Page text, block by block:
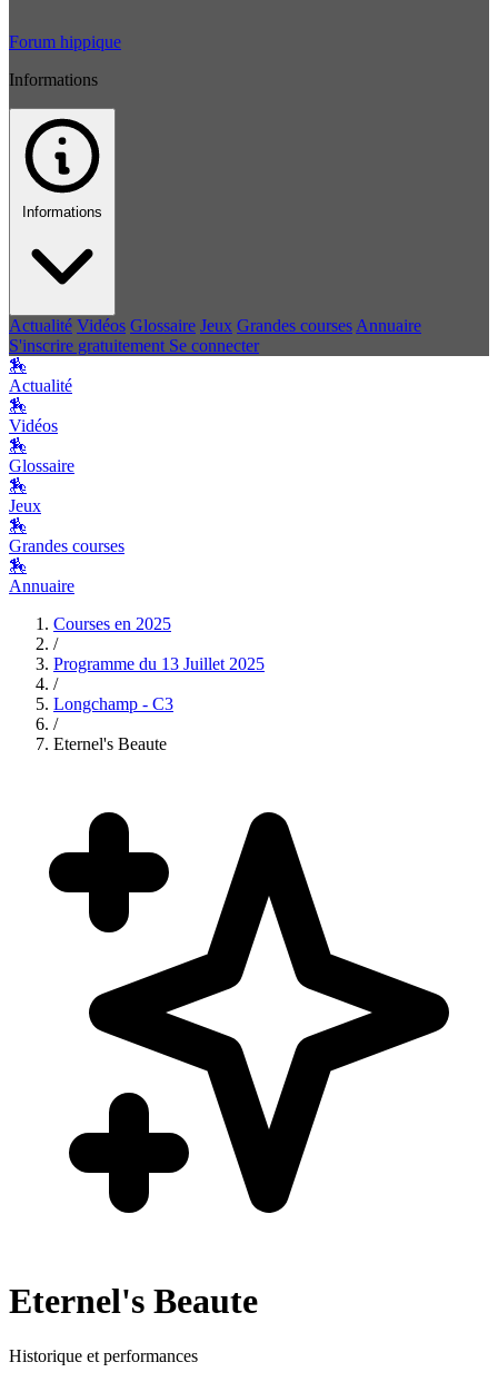
Forum hippique
Informations
Informations
Actualité Vidéos Glossaire Jeux Grandes courses Annuaire
S'inscrire gratuitement Se connecter
🏇
Actualité
🏇
Vidéos
🏇
Glossaire
🏇
Jeux
🏇
Grandes courses
🏇
Annuaire
Courses en 2025
/
Programme du 13 Juillet 2025
/
Longchamp - C3
/
Eternel's Beaute
Eternel's Beaute
Historique et performances